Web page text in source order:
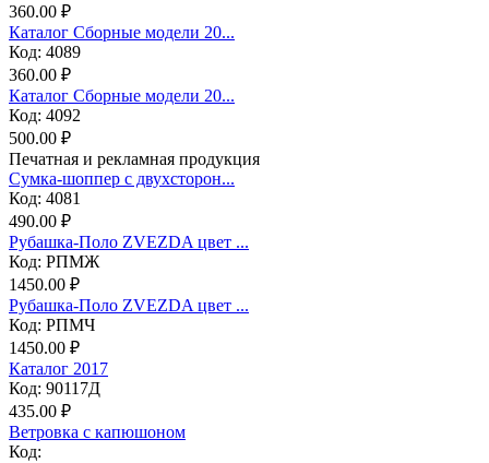
360.00 ₽
Каталог Сборные модели 20...
Код: 4089
360.00 ₽
Каталог Сборные модели 20...
Код: 4092
500.00 ₽
Печатная и рекламная продукция
Сумка-шоппер с двухсторон...
Код: 4081
490.00 ₽
Рубашка-Поло ZVEZDA цвет ...
Код: РПМЖ
1450.00 ₽
Рубашка-Поло ZVEZDA цвет ...
Код: РПМЧ
1450.00 ₽
Каталог 2017
Код: 90117Д
435.00 ₽
Ветровка с капюшоном
Код: